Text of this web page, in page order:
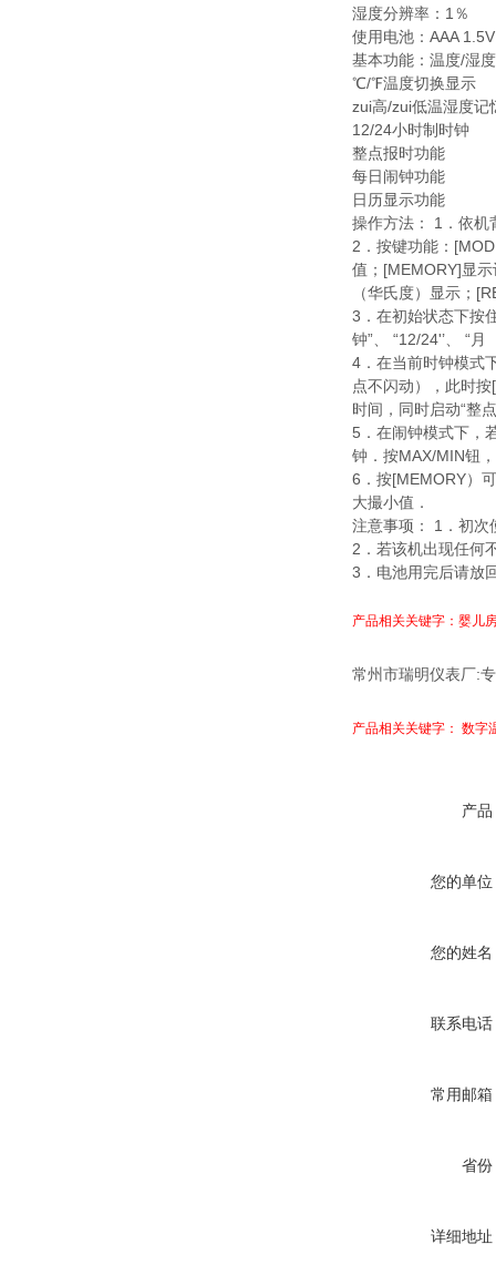
湿度分辨率： 1％
使用电池： AAA 1.5V
基本功能：温度/湿
℃/℉温度切换显示
zui高/zui低温湿度记
12/24小时制时钟
整点报时功能
每日闹钟功能
日历显示功能
操作方法：
1．依机
2．按键功能：
值；[MEMORY]显
（华氏度）显示；
3．在初始状态下按
钟”、 “12/24'’、 “月
4．在当前时钟模式
点不闪动），此时
时间，同时启动“整
5．在闹钟模式下，
钟．按MAX/MIN钮
6．按[MEMORY）
大撮小值．
注意事项：
1．初次
2．若该机出现任何
3．电池用完后请放
产品相关关键字：婴儿
常州市瑞明仪表厂:
产品相关关键字： 数字
产品
您的单位
您的姓名
联系电话
常用邮箱
省份
详细地址